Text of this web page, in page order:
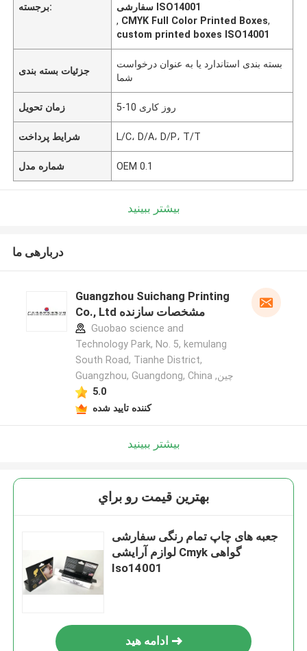
برجسته:
سفارشی ISO14001
, CMYK Full Color Printed Boxes,
custom printed boxes ISO14001
جزئیات بسته بندی
بسته بندی استاندارد یا به عنوان درخواست
شما
زمان تحویل 5-10 روز کاری
شرایط پرداخت L/C، D/A، D/P، T/T
شماره مدل OEM 0.1
بیشتر ببینید
دربارهی ما
Guangzhou Suichang Printing
Co., Ltd مشخصات سازنده
Guobao science and
Technology Park, No. 5, kemulang
South Road, Tianhe District,
Guangzhou, Guangdong, China ,چین
5.0
کننده تایید شده
بیشتر ببینید
بهترين قيمت رو براي
جعبه های چاپ تمام رنگی سفارشی
لوازم آرایشی Cmyk گواهی
Iso14001
ادامه هید